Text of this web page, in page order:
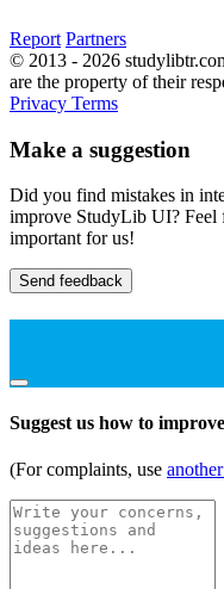
Report Partners
© 2013 - 2026
are the property of their
Privacy Terms
Make a suggestion
Did you find mistakes in
improve StudyLib UI? Feel
important for us!
Send feedback
Suggest us how to
(For complaints, use